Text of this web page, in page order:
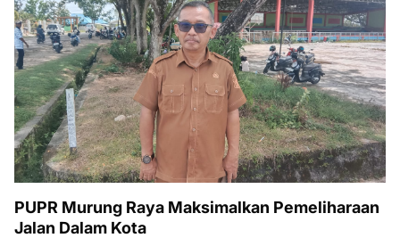
PUPR Murung Raya Maksimalkan Pemeliharaan
Jalan Dalam Kota